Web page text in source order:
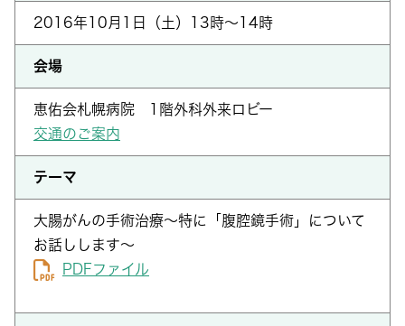
2016年10月1日（土）13時～14時
会場
恵佑会札幌病院 1階外科外来ロビー
交通のご案内
テーマ
大腸がんの手術治療～特に「腹腔鏡手術」について
お話しします～
PDFファイル